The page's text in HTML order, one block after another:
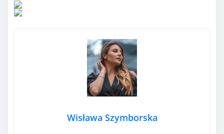
Wisława Szymborska